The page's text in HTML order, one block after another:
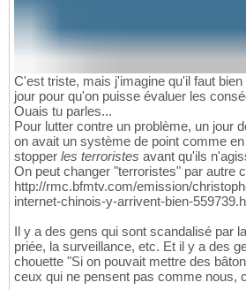
C'est triste, mais j'imagine qu'il faut
jour pour qu'on puisse évaluer les
Ouais tu parles...
Pour lutter contre un problème, un jour
on avait un système de point comme
stopper les terroristes avant qu'ils
On peut changer "terroristes" par autre
http://rmc.bfmtv.com/emission/
internet-chinois-y-arrivent-bien-
Il y a des gens qui sont scandalisé par
priée, la surveillance, etc. Et il y a des
chouette "Si on pouvait mettre des
ceux qui ne pensent pas comme nous,